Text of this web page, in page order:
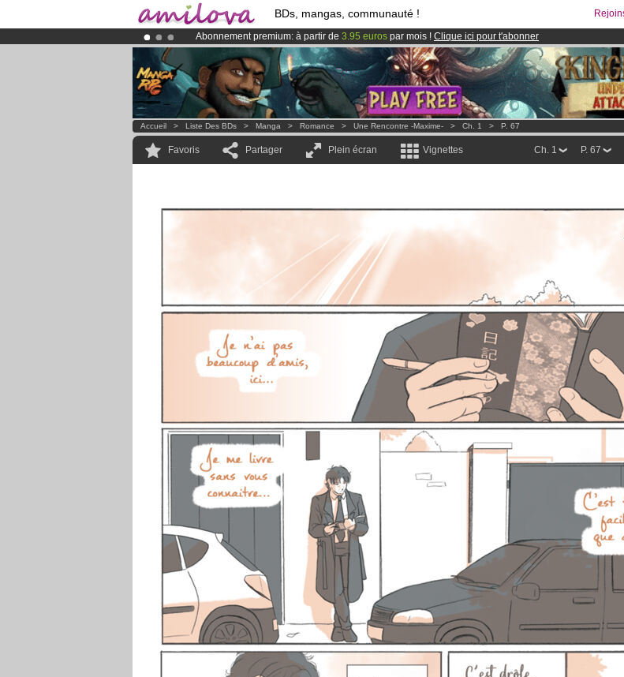
BDs, mangas, communauté !
Abonnement premium: à partir de 3.95 euros par mois ! Clique ici pour t'abonner
Déjà 134393membreset 1208BDs & Mangas!
LeKickstarter Amilova est désormais lancé
Accueil > Liste Des BDs > Manga > Romance > Une Rencontre -Maxime- > Ch. 1 > P. 67
Favoris Partager Plein écran Vignettes P. 67
Ch. 1